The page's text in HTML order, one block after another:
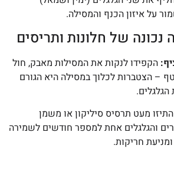
על איזון הכנף והמסילה.
נכונה של חלונות ותריסים
הקפידו לנקות את המסילות מאבק, חול
– הצטברות לכלוך במסילה היא הגורם
התיזו מעט תרסיס סיליקון או משמן
והגלגלים אחת למספר חודשים לשמירה
חריקות.